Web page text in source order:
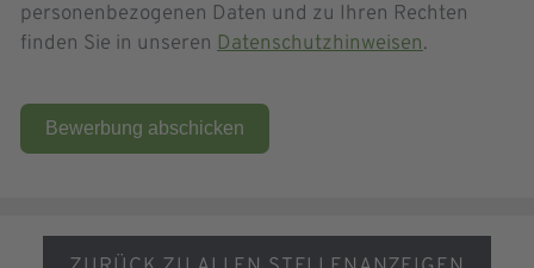
personenbezogenen Daten und zu Ihren Rechten
finden Sie in unseren Datenschutzhinweisen.
Bewerbung abschicken